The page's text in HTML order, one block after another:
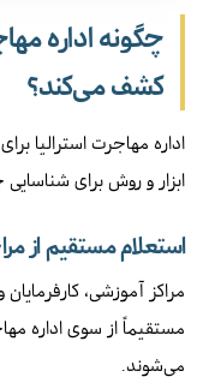
چگونه اداره
کشف می‌کند؟
اداره مهاجرت استرالیا
ابزار و روش برای
استعلام مستقیم از
مراکز آموزشی،
مستقیماً از سوی اداره
می‌شوند.